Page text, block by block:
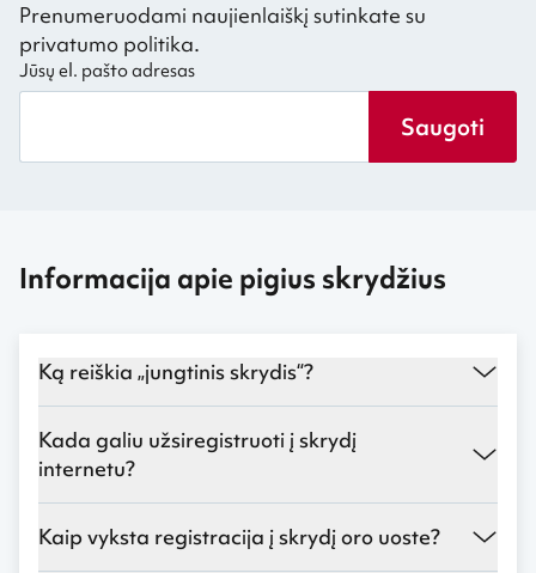
Prenumeruodami naujienlaiškį sutinkate su
privatumo politika.
Jūsų el. pašto adresas
Saugoti
Informacija apie pigius skrydžius
Ką reiškia „jungtinis skrydis“?
Kada galiu užsiregistruoti į skrydį
internetu?
Kaip vyksta registracija į skrydį oro uoste?